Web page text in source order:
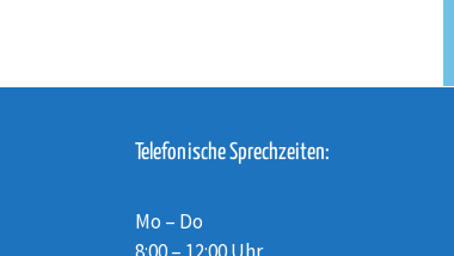
Telefonische Sprechzeiten:
Mo – Do